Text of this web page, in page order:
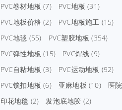
PVC卷材地板 (7) PVC地板 (31)
PVC地板价格 (2) PVC地板施工 (15)
PVC地毯 (55) PVC塑胶地板 (354)
PVC弹性地板 (15) PVC焊线 (9)
PVC自粘地板 (3) PVC运动地板 (92)
PVC锁扣地板 (6) 亚麻地板 (10) 医
印花地毯 (2) 发泡底地胶 (2)